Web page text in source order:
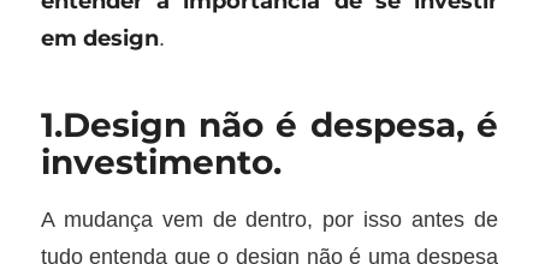
em design.
1.Design não é despesa, é
investimento.
A mudança vem de dentro, por isso antes de
tudo entenda que o design não é uma despesa